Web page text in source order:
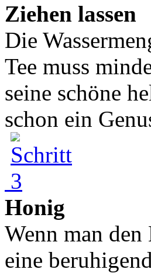
Ziehen lassen
Die
Tee muss
seine schöne
schon ein
Honig
Wenn man
eine